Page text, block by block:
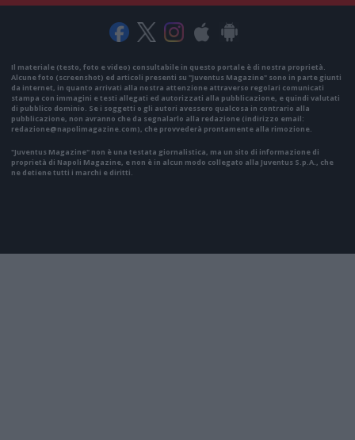
Il materiale (testo, foto e video) consultabile in questo portale è di nostra proprietà.
Alcune foto (screenshot) ed articoli presenti su "Juventus Magazine" sono in parte giunti
da internet, in quanto arrivati alla nostra attenzione attraverso regolari comunicati
stampa con immagini e testi allegati ed autorizzati alla pubblicazione, e quindi valutati
di pubblico dominio. Se i soggetti o gli autori avessero qualcosa in contrario alla
pubblicazione, non avranno che da segnalarlo alla redazione (indirizzo email:
redazione@napolimagazine.com), che provvederà prontamente alla rimozione.
"Juventus Magazine" non è una testata giornalistica, ma un sito di informazione di
proprietà di Napoli Magazine, e non è in alcun modo collegato alla Juventus S.p.A., che
ne detiene tutti i marchi e diritti.